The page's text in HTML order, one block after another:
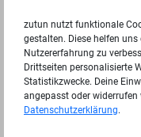
zutun nutzt funktionale
gestalten. Diese helfen
Nutzererfahrung zu
Drittseiten personalisierte
Statistikzwecke. Deine
angepasst oder widerrufen
Datenschutzerklärung.